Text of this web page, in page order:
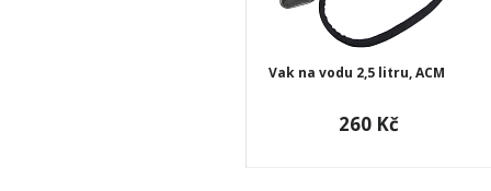
Vak na vodu 2,5 litru, ACM
260 Kč